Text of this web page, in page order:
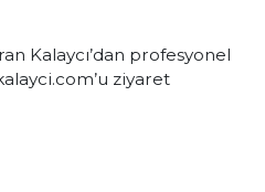
Kalaycı’dan profesyonel
ziyaret